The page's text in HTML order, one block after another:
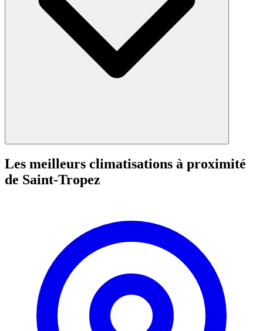
Les meilleurs climatisations à proximité
de Saint-Tropez